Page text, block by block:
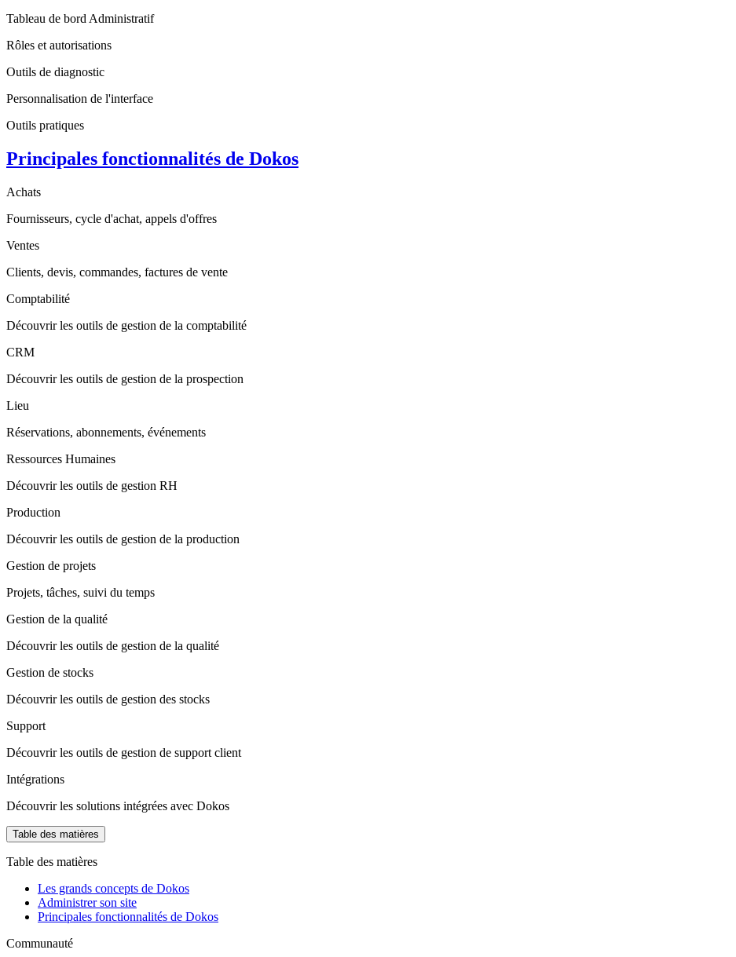
Tableau de bord Administratif
Rôles et autorisations
Outils de diagnostic
Personnalisation de l'interface
Outils pratiques
Principales fonctionnalités de Dokos
Achats
Fournisseurs, cycle d'achat, appels d'offres
Ventes
Clients, devis, commandes, factures de vente
Comptabilité
Découvrir les outils de gestion de la comptabilité
CRM
Découvrir les outils de gestion de la prospection
Lieu
Réservations, abonnements, événements
Ressources Humaines
Découvrir les outils de gestion RH
Production
Découvrir les outils de gestion de la production
Gestion de projets
Projets, tâches, suivi du temps
Gestion de la qualité
Découvrir les outils de gestion de la qualité
Gestion de stocks
Découvrir les outils de gestion des stocks
Support
Découvrir les outils de gestion de support client
Intégrations
Découvrir les solutions intégrées avec Dokos
Table des matières
Table des matières
Les grands concepts de Dokos
Administrer son site
Principales fonctionnalités de Dokos
Communauté